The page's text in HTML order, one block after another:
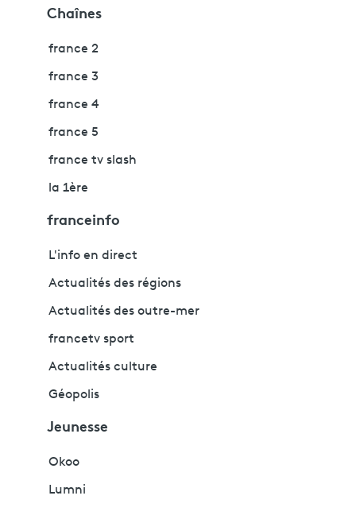
Chaînes
france 2
france 3
france 4
france 5
france tv slash
la 1ère
franceinfo
L'info en direct
Actualités des régions
Actualités des outre-mer
francetv sport
Actualités culture
Géopolis
Jeunesse
Okoo
Lumni